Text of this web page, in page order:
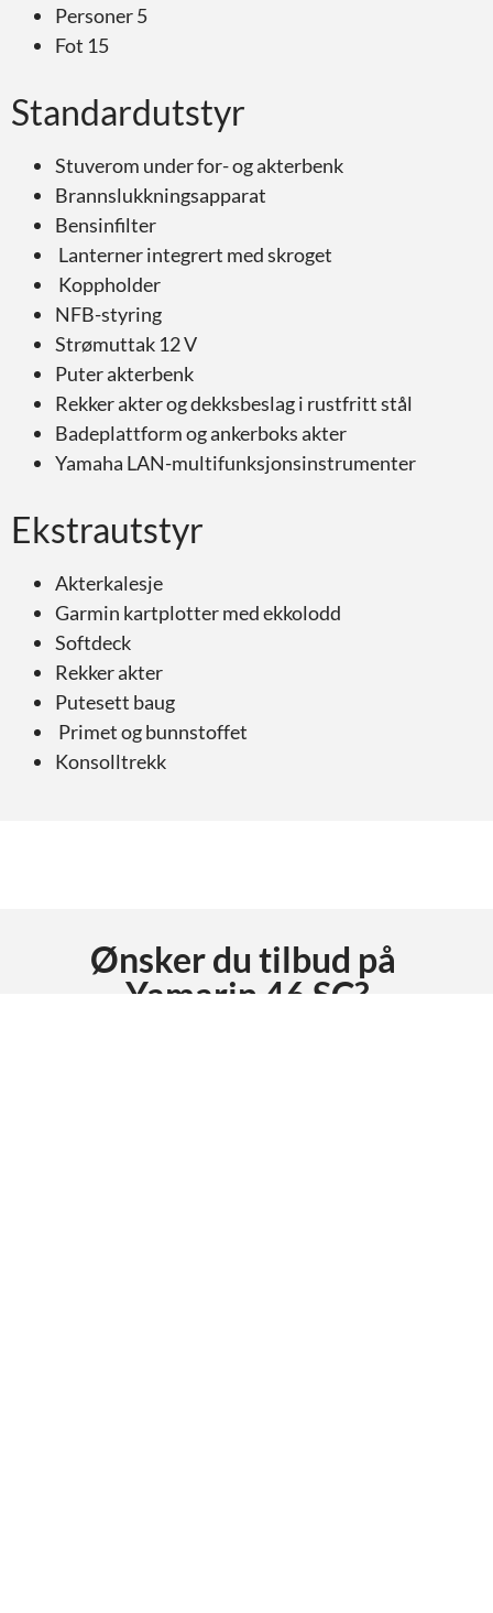
Personer 5
Fot 15
Standardutstyr
Stuverom under for- og akterbenk
Brannslukkningsapparat
Bensinfilter
Lanterner integrert med skroget
Koppholder
NFB-styring
Strømuttak 12 V
Puter akterbenk
Rekker akter og dekksbeslag i rustfritt stål
Badeplattform og ankerboks akter
Yamaha LAN-multifunksjonsinstrumenter
Ekstrautstyr
Akterkalesje
Garmin kartplotter med ekkolodd
Softdeck
Rekker akter
Putesett baug
Primet og bunnstoffet
Konsolltrekk
Ønsker du tilbud på
Yamarin 46 SC?